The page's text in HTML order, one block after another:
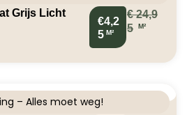
Grijs Licht
€4,2
5 M²
€24,9
5
M²
– Alles moet weg!